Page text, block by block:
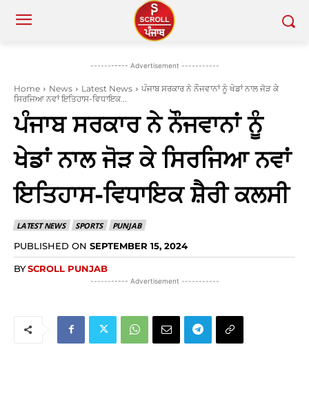
----------- Advertisement -----------
Home News Latest News
ਪੰਜਾਬ ਸਰਕਾਰ ਨੇ ਨੌਜਵਾਨਾਂ ਨੂੰ ਖੇਡਾਂ ਨਾਲ ਜੋੜ ਕੇ
ਸਿਰਜਿਆ ਨਵਾਂ ਇਤਿਹਾਸ-ਵਿਧਾਇਕ...
ਪੰਜਾਬ ਸਰਕਾਰ ਨੇ ਨੌਜਵਾਨਾਂ ਨੂੰ
ਖੇਡਾਂ ਨਾਲ ਜੋੜ ਕੇ ਸਿਰਜਿਆ ਨਵਾਂ
ਇਤਿਹਾਸ-ਵਿਧਾਇਕ ਸ਼ੈਰੀ ਕਲਸੀ
LATEST NEWS SPORTS PUNJAB
PUBLISHED ON SEPTEMBER 15, 2024
BYSCROLL PUNJAB
----------- Advertisement -----------